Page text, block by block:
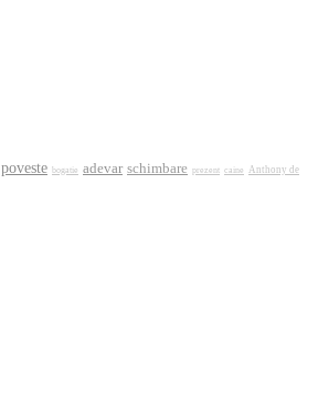
poveste bogatie adevar schimbare prezent caine Anthony de